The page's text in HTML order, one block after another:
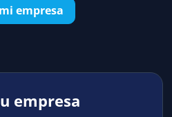
empresa
empresa